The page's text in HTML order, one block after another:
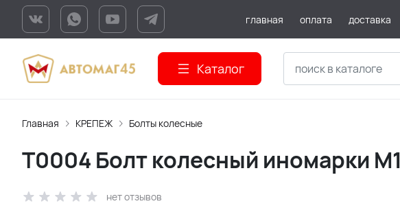
главная оплата доставка
Каталог
Главная КРЕПЕЖ Болты колесные
T0004 Болт колесный иномарки
нет отзывов